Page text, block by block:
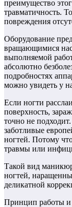
преимущество
травматичность.
повреждения
Оборудование
вращающимися
выполняемой
абсолютно
подробностях
можно увидеть у
Если ногти
поверхность,
точно не
заботливые
ногтей. Потому
травмы или
Такой вид
ногтей,
деликатной
Принцип работы и